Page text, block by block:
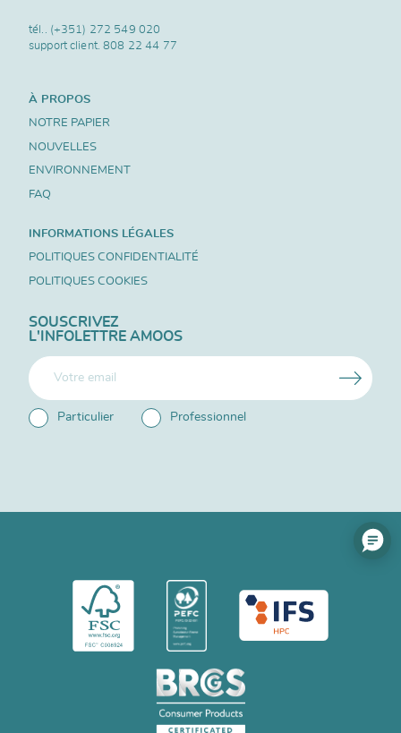
tél.. (+351) 272 549 020
support client.808 22 44 77
À PROPOS
NOTRE PAPIER
NOUVELLES
ENVIRONNEMENT
FAQ
INFORMATIONS LÉGALES
POLITIQUES CONFIDENTIALITÉ
POLITIQUES COOKIES
SOUSCRIVEZ
L'INFOLETTRE AMOOS
Particulier Professionnel